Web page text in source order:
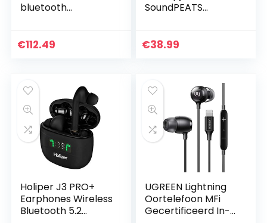
bluetooth
€112.49
SoundPEATS
koptelefoon in-ear
€38.99
Holiper J3 PRO+
Earphones Wireless
Bluetooth 5.2
UGREEN Lightning
Oortelefoon MFi
Gecertificeerd In-